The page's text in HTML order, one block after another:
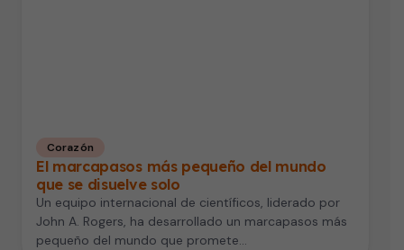
Corazón
El marcapasos más pequeño del mundo
que se disuelve solo
Un equipo internacional de científicos, liderado por
John A. Rogers, ha desarrollado un marcapasos más
pequeño del mundo que promete…